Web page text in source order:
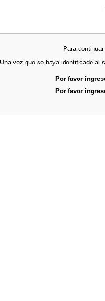
Para
Una vez que se haya identificado al
Por favor
Por favor